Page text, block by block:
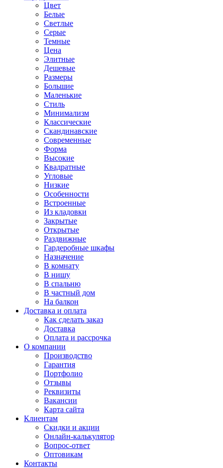
Цвет
Белые
Светлые
Серые
Темные
Цена
Элитные
Дешевые
Размеры
Большие
Маленькие
Стиль
Минимализм
Классические
Скандинавские
Современные
Форма
Высокие
Квадратные
Угловые
Низкие
Особенности
Встроенные
Из кладовки
Закрытые
Открытые
Раздвижные
Гардеробные шкафы
Назначение
В комнату
В нишу
В спальню
В частный дом
На балкон
Доставка и оплата
Как сделать заказ
Доставка
Оплата и рассрочка
О компании
Производство
Гарантия
Портфолио
Отзывы
Реквизиты
Вакансии
Карта сайта
Клиентам
Скидки и акции
Онлайн-калькулятор
Вопрос-ответ
Оптовикам
Контакты